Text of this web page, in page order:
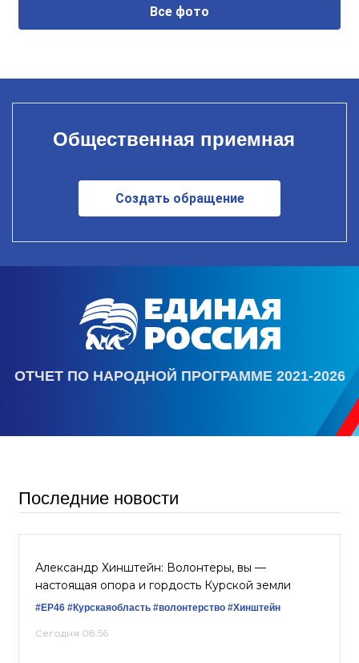
Все фото
Общественная приемная
Создать обращение
ОТЧЕТ ПО НАРОДНОЙ ПРОГРАММЕ 2021-2026
Последние новости
Александр Хинштейн: Волонтеры, вы —
настоящая опора и гордость Курской земли
#ЕР46 #Курскаяобласть #волонтерство #Хинштейн
Сегодня 08:56